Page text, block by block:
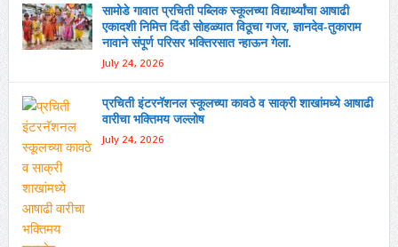
सामोडे गावात प्रचिती पब्लिक स्कूलच्या विद्यार्थ्यांचा आषाढी
एकादशी निमित्त दिंडी सोहळ्यात विठूचा गजर, ज्ञानदेव-तुकाराम
नावाने संपूर्ण परिसर भक्तिरसात न्हाऊन गेला.
July 24, 2026
प्रचिती इंटरनॅशनल स्कूलच्या कावठे व साक्री शाखांमध्ये आषाढी
वारीचा भक्तिमय जल्लोष
July 24, 2026